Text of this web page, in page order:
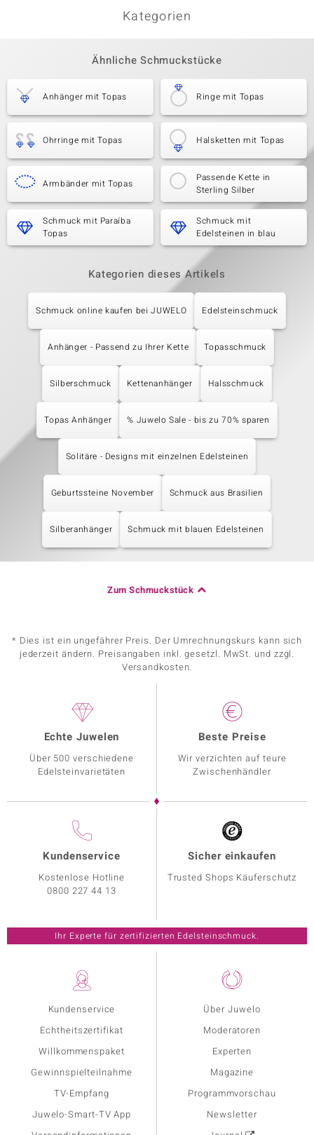
Kategorien
Ähnliche Schmuckstücke
Anhänger mit Topas Ringe mit Topas
Ohrringe mit Topas Halsketten mit Topas
Armbänder mit Topas
Passende Kette in
Sterling Silber
Schmuck mit Paraíba
Topas
Schmuck mit
Edelsteinen in blau
Kategorien dieses Artikels
Schmuck online kaufen bei JUWELO Edelsteinschmuck
Anhänger - Passend zu Ihrer Kette Topasschmuck
Silberschmuck Kettenanhänger Halsschmuck
Topas Anhänger % Juwelo Sale - bis zu 70% sparen
Solitäre - Designs mit einzelnen Edelsteinen
Geburtssteine November Schmuck aus Brasilien
Silberanhänger Schmuck mit blauen Edelsteinen
Zum Schmuckstück
* Dies ist ein ungefährer Preis. Der Umrechnungskurs kann sich
jederzeit ändern. Preisangaben inkl. gesetzl. MwSt. und zzgl.
Versandkosten.
Kundenservice
Echtheitszertifikat
Willkommenspaket
Gewinnspielteilnahme
TV-Empfang
Juwelo-Smart-TV App
Über Juwelo
Moderatoren
Experten
Magazine
Programmvorschau
Newsletter
Echte Juwelen
Über 500 verschiedene
Edelsteinvarietäten
Beste Preise
Wir verzichten auf teure
Zwischenhändler
Kundenservice
Kostenlose Hotline
0800 227 44 13
Sicher einkaufen
Trusted Shops Käuferschutz
Ihr Experte für zertifizierten Edelsteinschmuck.